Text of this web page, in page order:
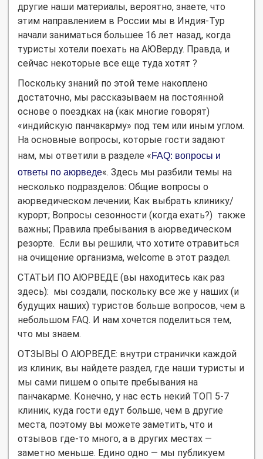
другие наши материалы, вероятно, знаете, что
этим направлением в России мы в Индия-Тур
начали заниматься большее 16 лет назад, когда
туристы хотели поехать на АЮВерду. Правда, и
сейчас некоторые все еще туда хотят ?
Поскольку знаний по этой теме накоплено
достаточно, мы рассказываем на постоянной
основе о поездках на (как многие говорят)
«индийскую панчакарму» под тем или иным углом.
На основные вопросы, которые гости задают
нам, мы ответили в разделе «FAQ: вопросы и
ответы по аюрведе«. Здесь мы разбили темы на
несколько подразделов: Общие вопросы о
аюрведическом лечении; Как выбрать клинику/
курорт; Вопросы сезонности (когда ехать?) также
важны; Правила пребывания в аюрведическом
резорте. Если вы решили, что хотите отравиться
на очищение организма, welcome в этот раздел.
СТАТЬИ ПО АЮРВЕДЕ (вы находитесь как раз
здесь): мы создали, поскольку все же у наших (и
будущих наших) туристов больше вопросов, чем в
небольшом FAQ. И нам хочется поделиться тем,
что мы знаем.
ОТЗЫВЫ О АЮРВЕДЕ: внутри странички каждой
из клиник, вы найдете раздел, где наши туристы и
мы сами пишем о опыте пребывания на
панчакарме. Конечно, у нас есть некий ТОП 5-7
клиник, куда гости едут больше, чем в другие
места, поэтому вы можете заметить, что и
отзывов где-то много, а в других местах —
заметно меньше. Едино одно — мы публикуем